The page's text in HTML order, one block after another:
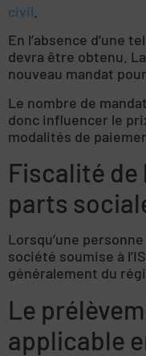
civil
En l’absence d’une
devra être obtenu.
nouveau mandat
Le nombre de
donc influencer le
modalités de
Fiscalité de
parts
Lorsqu’une
société soumise à
généralement du
Le
applicable